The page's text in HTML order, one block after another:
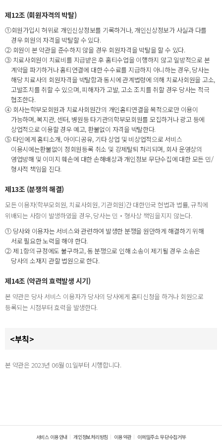
제12조 (회원자격의 박탈)
①회원가입시 허위로 개인신상정보를 기록하거나, 개인신상정보가 사실과 다를
경우 회원의 자격을 박탈할 수 있다.
② 회원이 본 약관을 준수하지 않을 경우 회원자격을 박탈을 할 수 있다.
③ 치료사회원이 치료비를 지급받은 후 홈티수업을 이행하지 않고 일방적으로 본
계약을 파기하거나 홈티연결에 대한 수수료를 지급하지 아니하는 경우, 당사는
해당 치료사의 회원자격을 박탈함과 동시에 관계법령에 의해 치료사회원을 고소,
고발조치를 취할 수 있으며, 피해자가 고발, 고소 조치를 취할 경우 당사는 적극
협조한다.
④ 회사는학부모회원과 치료사회원간의 개인홈티연결을 목적으로만 이용이
가능하며, 복지관, 센터, 병원등 타기관의학부모회원를 모집하거나 광고 등에
상업적으로 이용할 경우 예고, 환불없이 자격을 박탈한다.
⑤ 타인에게 홈티소개, 아이디공유, 기타 상업 및 비상업적으로 서비스
이용시에는환불없이 정회원등록 취소 및 강제탈퇴 처리되며, 회사 운영상의
영업방해 및 이미지 훼손에 대한 손해배상과 개인정보 무단수집에 대한 모든 민/
형사적 책임을 진다.
제13조 (분쟁의 해결)
모든 이용자(학부모회원, 치료사회원, 기관회원)간 대한민국 헌법과 법률, 규칙에
위배되는 사항이 발생하였을 경우, 당사는 민‧형사상 책임을지지 않는다.
① 당사와 이용자는 서비스와 관련하여 발생한 분쟁을 원만하게 해결하기 위해
서로 필요한 노력을 해야 한다.
② 제 1항의 규정에도 불구하고, 동 분쟁으로 인해 소송이 제기될 경우 소송은
당사의 소재지 관할 법원으로 한다.
제14조 (약관의 효력발생 시기)
본 약관은 당사 서비스 이용자가 당사의 당사에게 홈티신청을 하거나 회원으로
등록되는 시점부터 효력을 발생한다.
<부칙>
본 약관은 2023년 06월 01일부터 시행합니다.
서비스 이용안내 개인정보처리방침 이용약관 이메일주소 무단수집거부